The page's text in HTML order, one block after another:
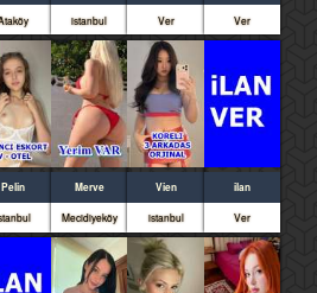
istanbul Ver Ver
Pelin Merve
Mecidiyeköy
Vien
istanbul
ilan
Ver